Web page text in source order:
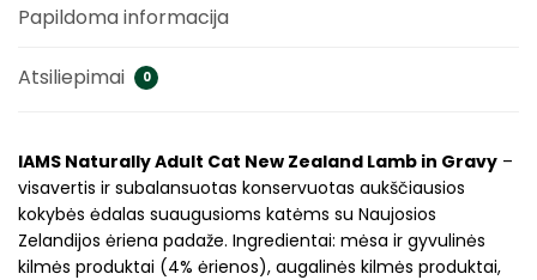
Papildoma informacija
Atsiliepimai 0
IAMS Naturally Adult Cat New Zealand Lamb in Gravy –
visavertis ir subalansuotas konservuotas aukščiausios
kokybės ėdalas suaugusioms katėms su Naujosios
Zelandijos ėriena padaže. Ingredientai: mėsa ir gyvulinės
kilmės produktai (4% ėrienos), augalinės kilmės produktai,